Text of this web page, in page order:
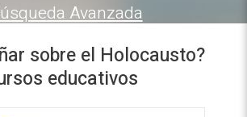
Avanzada
sobre el Holocausto?
educativos